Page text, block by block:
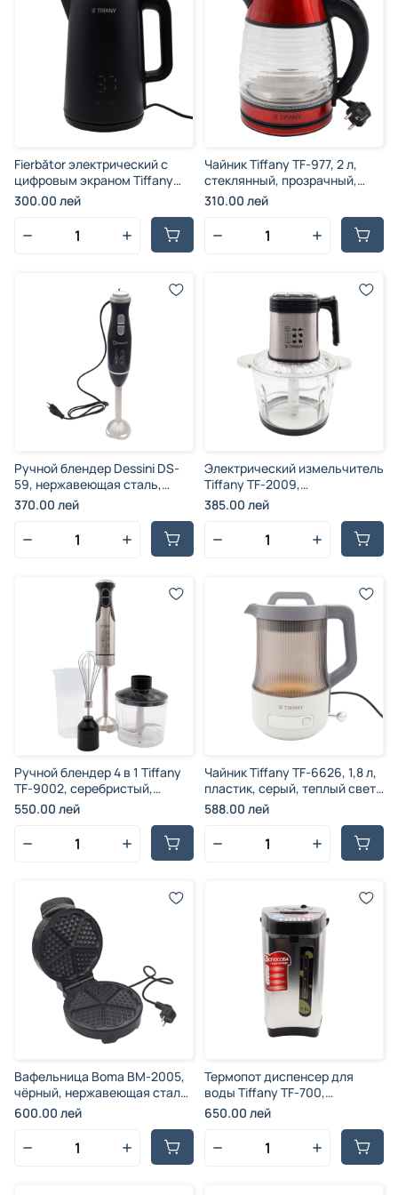
Fierbător электрический с
цифровым экраном Tiffany
TF-6623, 2 л, черный, пластик
с иноксибилом, 2000 Вт
300.00 лей
Чайник Tiffany TF-977, 2 л,
стеклянный, прозрачный,
красный, 1500 Вт
310.00 лей
Ручной блендер Dessini DS-
59, нержавеющая сталь,
чёрный, 450 Вт
370.00 лей
Электрический измельчитель
Tiffany TF-2009,
серебристый, пластик,
стекло и нержавеющая сталь,
3,5 л, 4800 Вт
385.00 лей
Ручной блендер 4 в 1 Tiffany
TF-9002, серебристый,
пластик и нержавеющая
сталь, 1800 Вт, 220-240 В, 50-
550.00 лей
Чайник Tiffany TF-6626, 1,8 л,
пластик, серый, теплый свет,
1600 Вт
588.00 лей
Вафельница Boma BM-2005,
чёрный, нержавеющая сталь,
1000 Вт
600.00 лей
Термопот диспенсер для
воды Tiffany TF-700,
серебристый, пластик и
нержавеющая сталь, 3
режима наливания, 7 л, 1800
650.00 лей